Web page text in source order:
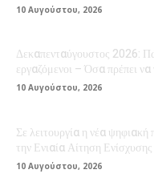
10 Αυγούστου, 2026
Δεκαπενταύγουστος 2026:
εργαζόμενοι – Όσα πρέπει να
10 Αυγούστου, 2026
Σε λειτουργία η νέα
την Ενιαία Αίτηση
10 Αυγούστου, 2026